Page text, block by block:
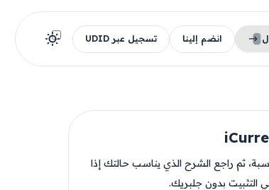
انضم إلينا تسجيل عبر UDID
ثم راجع الشرح الذي يناسب حالتك إذا
التثبيت بدون جلبريك.